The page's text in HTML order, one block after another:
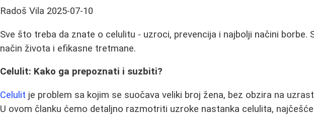
Radoš Vila 2025-07-10
Sve što treba da znate o celulitu - uzroci, prevencija i najbolji načini borbe.
način života i efikasne tretmane.
Celulit: Kako ga prepoznati i suzbiti?
Celulit je problem sa kojim se suočava veliki broj žena, bez obzira na
U ovom članku ćemo detaljno razmotriti uzroke nastanka celulita,